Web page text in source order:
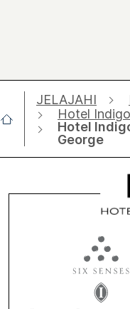
JELAJAHI
Hotel Indigo
Hotel
George